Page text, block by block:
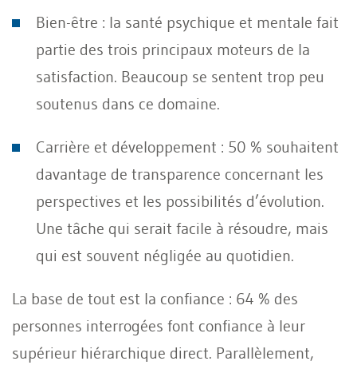
Bien-être : la santé psychique et mentale fait
partie des trois principaux moteurs de la
satisfaction. Beaucoup se sentent trop peu
soutenus dans ce domaine.
Carrière et développement : 50 % souhaitent
davantage de transparence concernant les
perspectives et les possibilités d’évolution.
Une tâche qui serait facile à résoudre, mais
qui est souvent négligée au quotidien.
La base de tout est la confiance : 64 % des
personnes interrogées font confiance à leur
supérieur hiérarchique direct. Parallèlement,